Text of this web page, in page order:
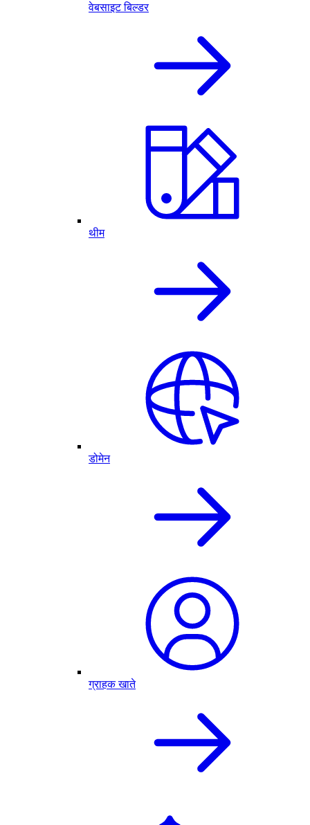
वेबसाइट बिल्डर
थीम
डोमेन
ग्राहक खाते